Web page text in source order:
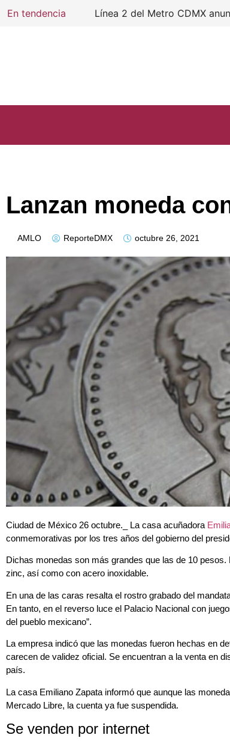
En tendencia Línea 2 del Metro CDMX
Lanzan moneda
AMLO ReporteDMX octubre 26, 2021
Ciudad de México 26 octubre._ La casa acuñadora
conmemorativas por los tres años del gobierno del
Dichas monedas son más grandes que las de 10
zinc, así como con acero inoxidable.
En una de las caras resalta el rostro grabado del
En tanto, en el reverso luce el Palacio Nacional con
del pueblo mexicano”.
La empresa indicó que las monedas fueron hechas en
carecen de validez oficial. Se encuentran a la venta en
país.
La casa Emiliano Zapata informó que aunque las
Mercado Libre, la cuenta ya fue suspendida.
Se venden por internet